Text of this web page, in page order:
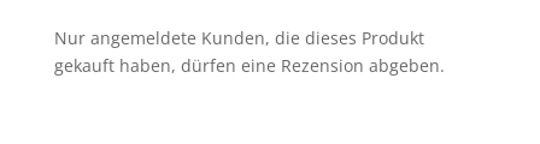
Nur angemeldete Kunden, die dieses Produkt
gekauft haben, dürfen eine Rezension abgeben.